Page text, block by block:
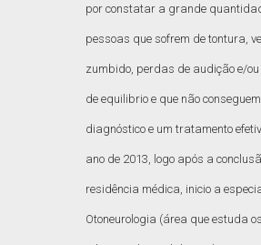
por constatar a grande
pessoas que sofrem de tontura,
zumbido, perdas de audição e/
de equilibrio e que não
diagnóstico e um tratamento
ano de 2013, logo após a
residência médica, inicio a
Otoneurologia (área que estuda